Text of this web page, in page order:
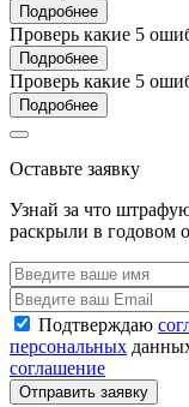
Подробнее
Проверь какие 5
Подробнее
Проверь какие 5
Подробнее
Оставьте заявку
Узнай за что
раскрыли в годовом
Подтверждаю
персональных
соглашение
Отправить заявку